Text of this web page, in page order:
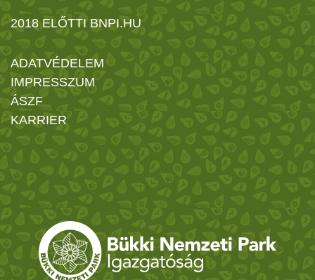
2018 ELŐTTI BNPI.HU
ADATVÉDELEM
IMPRESSZUM
ÁSZF
KARRIER